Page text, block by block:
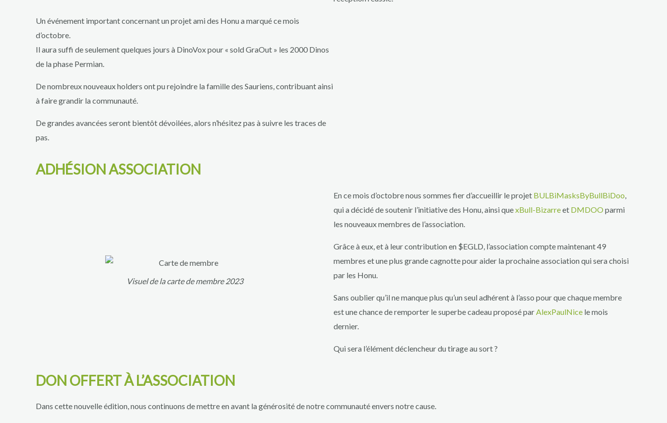
Un événement important concernant un projet ami des Honu a marqué ce mois
d’octobre.
Il aura suffi de seulement quelques jours à DinoVox pour « sold GraOut » les 2000 Dinos
de la phase Permian.
De nombreux nouveaux holders ont pu rejoindre la famille des Sauriens, contribuant ainsi
à faire grandir la communauté.
De grandes avancées seront bientôt dévoilées, alors n’hésitez pas à suivre les traces de
pas.
ADHÉSION ASSOCIATION
Visuel de la carte de membre 2023
En ce mois d’octobre nous sommes fier d’accueillir le projet BULBiMasksByBullBiDoo
qui a décidé de soutenir l’initiative des Honu, ainsi quexBull-Bizarreet DMDOO parmi
les nouveaux membres de l’association.
Grâce à eux, et à leur contribution en $EGLD, l’association compte maintenant 49
membres et une plus grande cagnotte pour aider la prochaine association qui sera choisi
par les Honu.
Sans oublier qu’il ne manque plus qu’un seul adhérent à l’asso pour que chaque membre
est une chance de remporter le superbe cadeau proposé par AlexPaulNice le mois
dernier.
Qui sera l’élément déclencheur du tirage au sort ?
DON OFFERT À L’ASSOCIATION
Dans cette nouvelle édition, nous continuons de mettre en avant la générosité de notre communauté envers notre cause.